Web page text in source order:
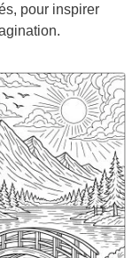
pour inspirer